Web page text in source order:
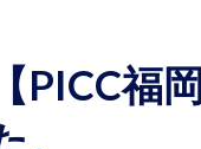
【PICC福